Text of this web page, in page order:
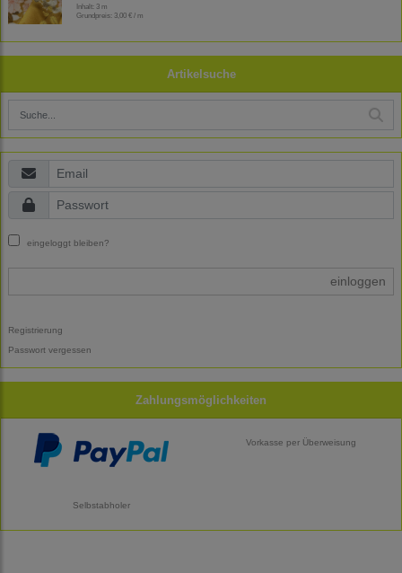
Inhalt: 3 m
Grundpreis: 3,00 € / m
Artikelsuche
eingeloggt bleiben?
einloggen
Registrierung
Passwort vergessen
Zahlungsmöglichkeiten
Vorkasse per Überweisung
Selbstabholer